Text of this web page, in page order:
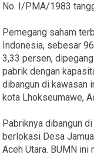
No. I/PMA/1983
Pemegang saham
Indonesia, sebesar
3,33 persen,
pabrik dengan
dibangun di kawasan
kota Lhokseumawe,
Pabriknya dibangun
berlokasi Desa
Aceh Utara. BUMN